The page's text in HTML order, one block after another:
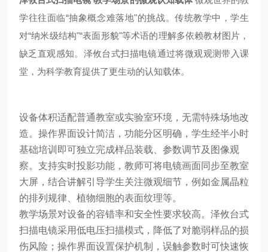
学往往面临“抽象概念难落地"的挑战。传统教学中，学生
对“纳米级结构"“表面形貌"等术语的理解多依赖教材图片，
缺乏直观感知。泽攸台式扫描电镜通过将微观观测带入课
堂，为科学教育提供了更生动的认知载体。
设备体积适配普通教室或实验室环境，无需特殊场地改
造。操作界面设计简洁，功能分区明确，学生经半小时
基础培训即可独立完成样品装载、参数调节及图像观
察。支持实时投影功能，教师可将电镜画面同步至教室
大屏，结合讲解引导学生关注微观细节，例如金属晶粒
的排列规律、植物细胞的表面纹理等。
教学场景对设备的容错率和安全性要求较高。泽攸台式
扫描电镜采用低电压扫描模式，降低了对脆弱样品的损
伤风险；操作界面设置保护机制，误触参数时可快速恢